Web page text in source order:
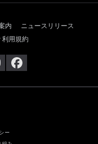
内
ニュースリリース
利用規約
ー